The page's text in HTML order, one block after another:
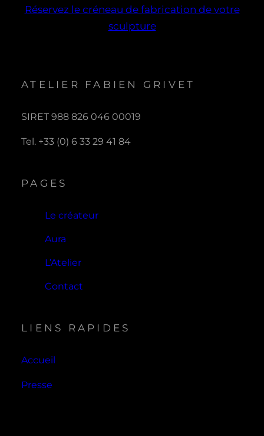
Réservez le créneau de fabrication de votre
sculpture
ATELIER FABIEN GRIVET
SIRET 988 826 046 00019
Tel. +33 (0) 6 33 29 41 84
PAGES
Le créateur
Aura
L’Atelier
Contact
LIENS RAPIDES
Accueil
Presse